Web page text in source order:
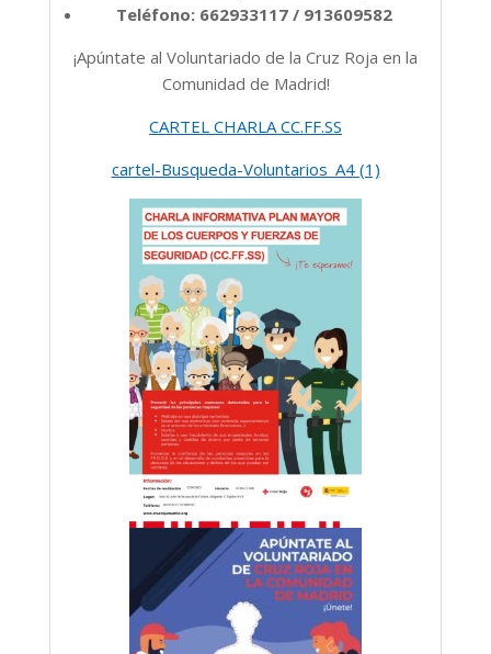
Teléfono: 662933117 / 913609582
¡Apúntate al Voluntariado de la Cruz Roja en la
Comunidad de Madrid!
CARTEL CHARLA CC.FF.SS
cartel-Busqueda-Voluntarios_A4 (1)